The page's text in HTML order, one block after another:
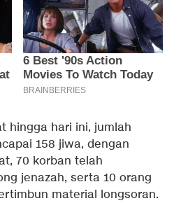
hingga hari ini, jumlah
158 jiwa, dengan
70 korban telah
jenazah, serta 10 orang
material longsoran.